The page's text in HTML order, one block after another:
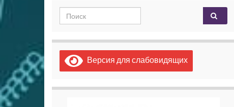
Search for:
Версия для слабовидящих